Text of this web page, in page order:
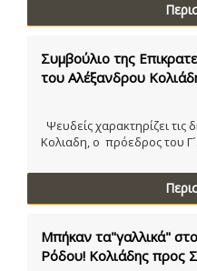
Συμβούλιο της
του Αλέξανδρου
Ψευδείς χαρακτηρίζει
Κολιαδη, ο πρόεδρος του
Μπήκαν τα"γαλλικά"
Ρόδου! Κολιάδης προς